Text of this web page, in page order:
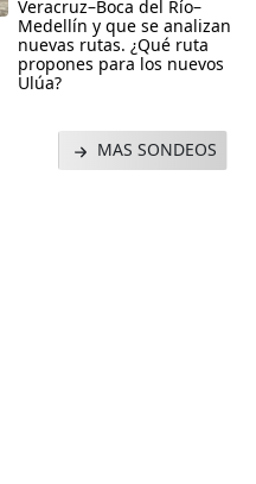
Veracruz–Boca del Río–
Medellín y que se analizan
nuevas rutas. ¿Qué ruta
propones para los nuevos
Ulúa?
MAS SONDEOS